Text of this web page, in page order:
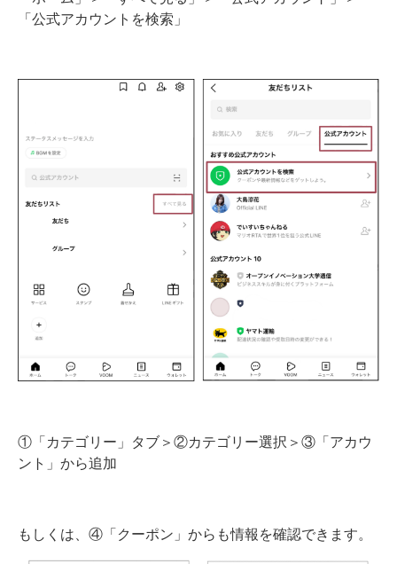
「公式アカウントを検索」
①「カテゴリー」タブ＞②カテゴリー選択＞③「アカウ
ント」から追加
もしくは、④「クーポン」からも情報を確認できます。